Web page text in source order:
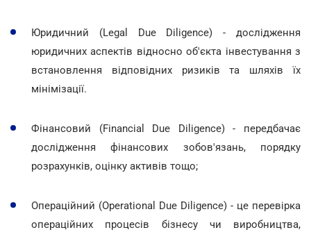
Юридичний (Legal Due Diligence) - дослідження
юридичних аспектів відносно об'єкта інвестування з
встановлення відповідних ризиків та шляхів їх
мінімізації.
Фінансовий (Financial Due Diligence) - передбачає
дослідження фінансових зобов'язань, порядку
розрахунків, оцінку активів тощо;
Операційний (Operational Due Diligence) - це перевірка
операційних процесів бізнесу чи виробництва,